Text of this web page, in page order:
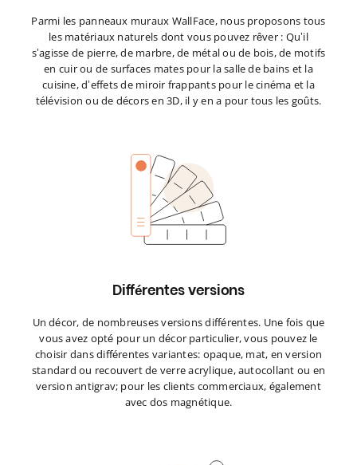
Parmi les panneaux muraux WallFace, nous proposons tous
les matériaux naturels dont vous pouvez rêver : Qu’il
s’agisse de pierre, de marbre, de métal ou de bois, de motifs
en cuir ou de surfaces mates pour la salle de bains et la
cuisine, d’effets de miroir frappants pour le cinéma et la
télévision ou de décors en 3D, il y en a pour tous les goûts.
Différentes versions
Un décor, de nombreuses versions différentes. Une fois que
vous avez opté pour un décor particulier, vous pouvez le
choisir dans différentes variantes: opaque, mat, en version
standard ou recouvert de verre acrylique, autocollant ou en
version antigrav; pour les clients commerciaux, également
avec dos magnétique.